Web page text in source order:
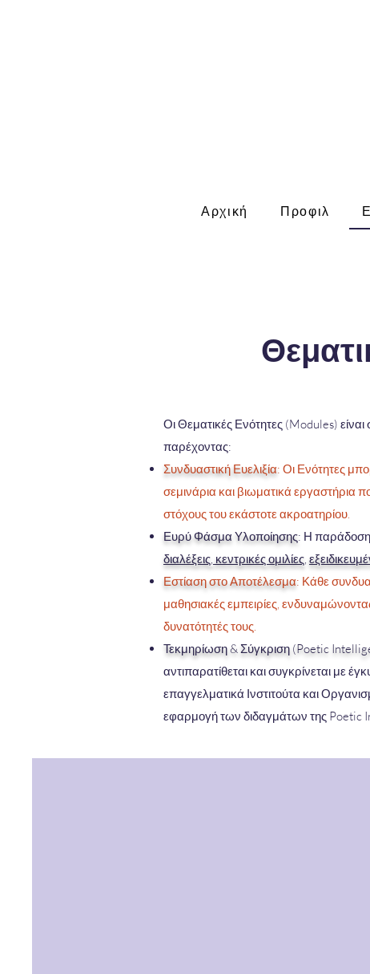
Αρχική Προφιλ
Οι Θεματικές Ενότητες (Modules)
παρέχοντας:
Συνδυαστική Ευελιξία: Οι Ενότητες
σεμινάρια και βιωματικά εργαστήρια
στόχους του εκάστοτε ακροατηρίου.
Ευρύ Φάσμα Υλοποίησης: Η παράδοση
διαλέξεις, κεντρικές ομιλίες,
Εστίαση στο Αποτέλεσμα: Κάθε
μαθησιακές εμπειρίες,
δυνατότητές τους.
Τεκμηρίωση & Σύγκριση (Poetic
αντιπαρατίθεται και συγκρίνεται με
επαγγελματικά Ινστιτούτα και
εφαρμογή των διδαγμάτων της Poetic